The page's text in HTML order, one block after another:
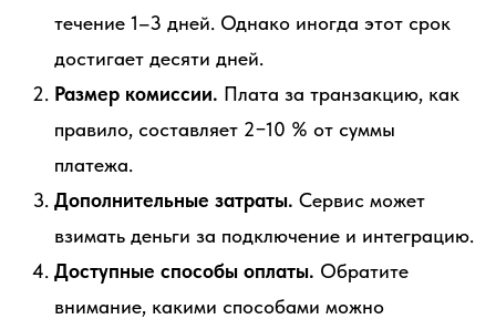
течение 1–3 дней. Однако иногда этот срок
достигает десяти дней.
Размер комиссии. Плата за транзакцию, как
правило, составляет 2−10 % от суммы
платежа.
Дополнительные затраты. Сервис может
взимать деньги за подключение и интеграцию.
Доступные способы оплаты. Обратите
внимание, какими способами можно